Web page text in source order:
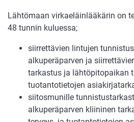
Lähtömaan virkaeläinlääkärin on
48 tunnin kuluessa;
siirrettävien lintujen
alkuperäparven ja
tarkastus ja lähtöpitopaikan
tuotantotietojen
siitosmunille
alkuperäparven kliininen